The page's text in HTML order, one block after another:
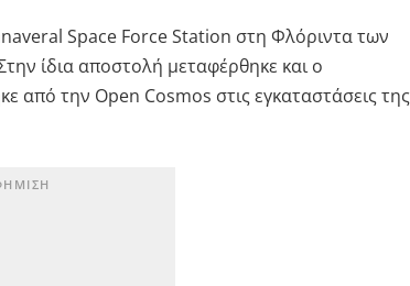
Space Force Station στη Φλόριντα των
ίδια αποστολή μεταφέρθηκε και ο
την Open Cosmos στις εγκαταστάσεις της